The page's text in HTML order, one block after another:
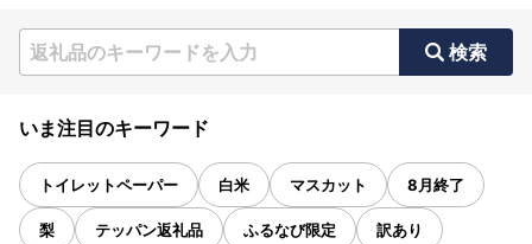
検索
いま注目のキーワード
トイレットペーパー 白米 マスカット 8月終了
梨 テッパン返礼品 ふるなび限定 訳あり